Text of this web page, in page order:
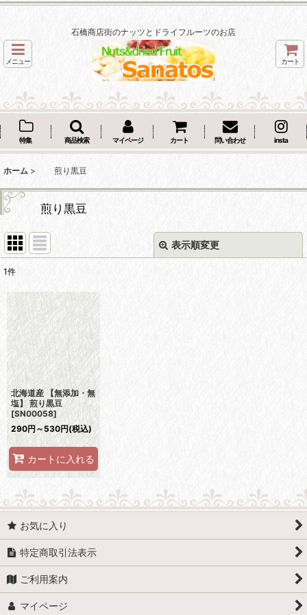
石橋商店街のナッツとドライフルーツのお店
メニュー カート
特集 商品検索 マイページ カート 問い合わせ insta
ホーム > 煎り黒豆
煎り黒豆
表示順変更
並び順:
1件
北海道産 【無添加・無
塩】 煎り黒豆
[SN00058]
290円～530円(税込)
カートに入れる
お気に入り
特定商取引法表示
ご利用案内
マイページ